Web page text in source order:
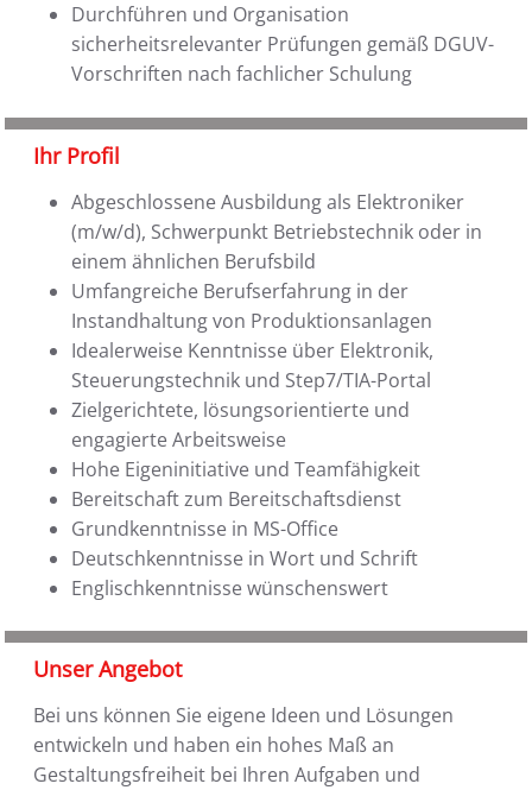
Durchführen und Organisation
sicherheitsrelevanter Prüfungen gemäß DGUV-
Vorschriften nach fachlicher Schulung
Ihr Profil
Abgeschlossene Ausbildung als Elektroniker
(m/w/d), Schwerpunkt Betriebstechnik oder in
einem ähnlichen Berufsbild
Umfangreiche Berufserfahrung in der
Instandhaltung von Produktionsanlagen
Idealerweise Kenntnisse über Elektronik,
Steuerungstechnik und Step7/TIA-Portal
Zielgerichtete, lösungsorientierte und
engagierte Arbeitsweise
Hohe Eigeninitiative und Teamfähigkeit
Bereitschaft zum Bereitschaftsdienst
Grundkenntnisse in MS-Office
Deutschkenntnisse in Wort und Schrift
Englischkenntnisse wünschenswert
Unser Angebot
Bei uns können Sie eigene Ideen und Lösungen
entwickeln und haben ein hohes Maß an
Gestaltungsfreiheit bei Ihren Aufgaben und